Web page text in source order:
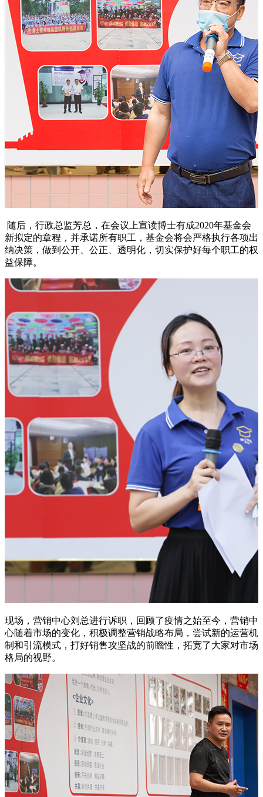
随后，行政总监芳总，在会议上宣读博士有成2020年基金会
新拟定的章程，并承诺所有职工，基金会将会严格执行各项出
纳决策，做到公开、公正、透明化，切实保护好每个职工的权
益保障。
现场，营销中心刘总进行诉职，回顾了疫情之始至今，营销中
心随着市场的变化，积极调整营销战略布局，尝试新的运营机
制和引流模式，打好销售攻坚战的前瞻性，拓宽了大家对市场
格局的视野。